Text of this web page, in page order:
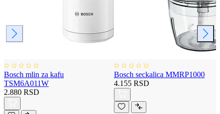
Bosch mlin za kafu
TSM6A011W
2.880 RSD
Bosch seckalica MMRP1000
4.155 RSD